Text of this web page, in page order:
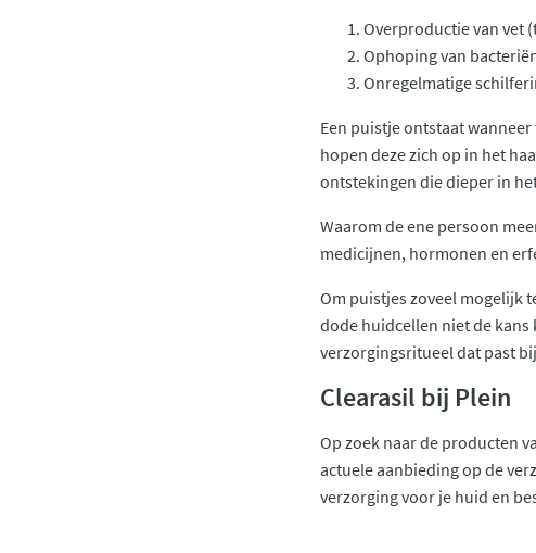
Overproductie van vet
Ophoping van
Onregelmatige
Een puistje ontstaat
hopen deze zich op in het
ontstekingen die dieper in
Waarom de ene persoon
medicijnen, hormonen en
Om puistjes zoveel mogelijk
dode huidcellen niet de kans
verzorgingsritueel dat past
Clearasil bij Plein
Op zoek naar de producten
actuele aanbieding op de
verzorging voor je huid en